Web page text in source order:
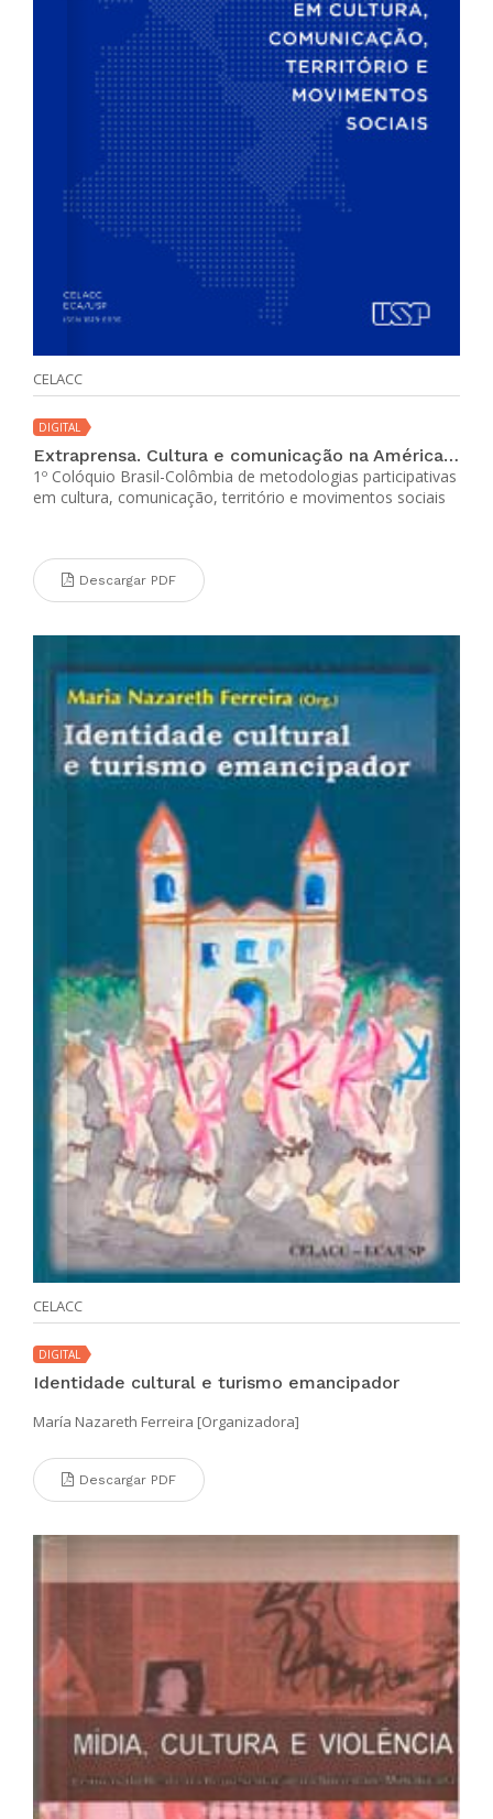
CELACC
DIGITAL
Extraprensa. Cultura e comunicação na América Latina (Edição Especial jun 2018)
1º Colóquio Brasil-Colômbia de metodologias participativas
em cultura, comunicação, território e movimentos sociais
Descargar PDF
CELACC
DIGITAL
Identidade cultural e turismo emancipador
María Nazareth Ferreira [Organizadora]
Descargar PDF